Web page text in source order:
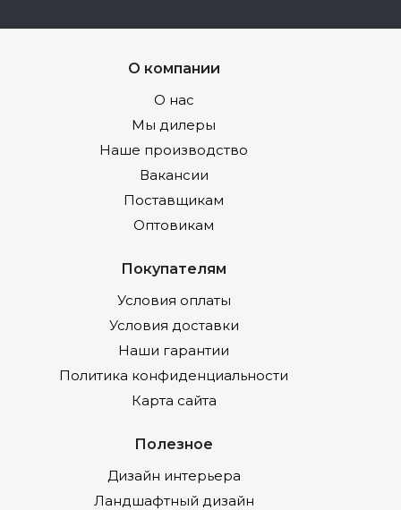
О компании
О нас
Мы дилеры
Наше производство
Вакансии
Поставщикам
Оптовикам
Покупателям
Условия оплаты
Условия доставки
Наши гарантии
Политика конфиденциальности
Карта сайта
Полезное
Дизайн интерьера
Ландшафтный дизайн